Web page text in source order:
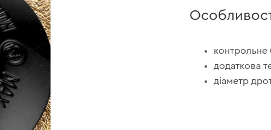
контрольне
додаткова
діаметр